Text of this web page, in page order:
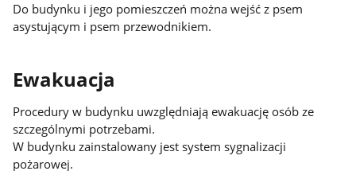
Do budynku i jego pomieszczeń można wejść z psem
asystującym i psem przewodnikiem.
Ewakuacja
Procedury w budynku uwzględniają ewakuację osób ze
szczególnymi potrzebami.
W budynku zainstalowany jest system sygnalizacji
pożarowej.